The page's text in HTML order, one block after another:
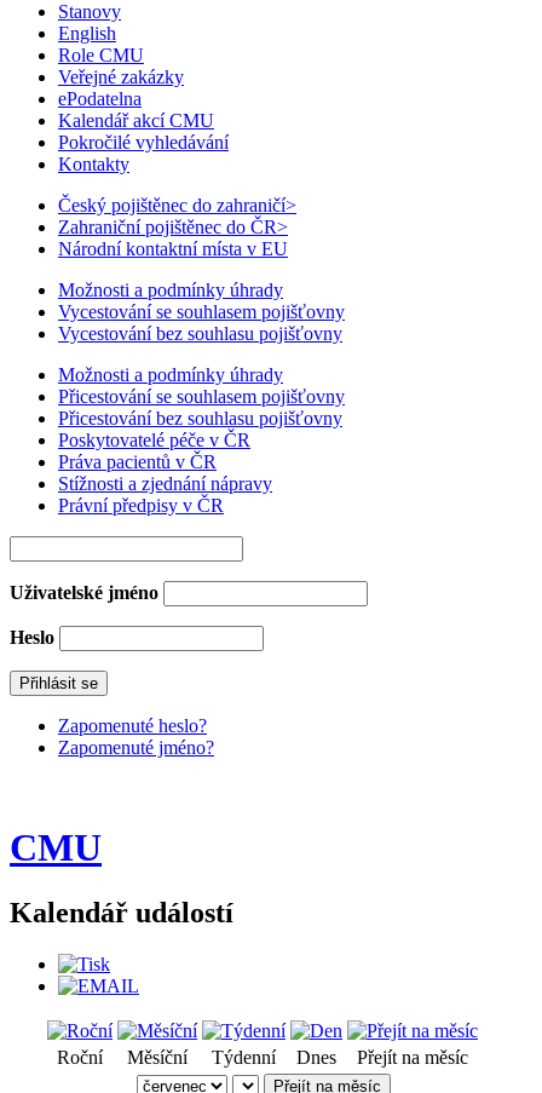
Stanovy
English
Role CMU
Veřejné zakázky
ePodatelna
Kalendář akcí CMU
Pokročilé vyhledávání
Kontakty
Český pojištěnec do zahraničí>
Zahraniční pojištěnec do ČR>
Národní kontaktní místa v EU
Možnosti a podmínky úhrady
Vycestování se souhlasem pojišťovny
Vycestování bez souhlasu pojišťovny
Možnosti a podmínky úhrady
Přicestování se souhlasem pojišťovny
Přicestování bez souhlasu pojišťovny
Poskytovatelé péče v ČR
Práva pacientů v ČR
Stížnosti a zjednání nápravy
Právní předpisy v ČR
Uživatelské jméno
Heslo
Zapomenuté heslo?
Zapomenuté jméno?
CMU
Kalendář událostí
Roční Měsíční Týdenní Dnes Přejít na měsíc
Přejít na měsíc